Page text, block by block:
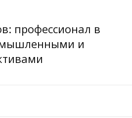
профессионал в
и